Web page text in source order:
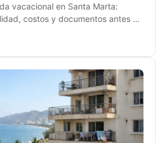
vacacional en Santa Marta:
costos y documentos antes de